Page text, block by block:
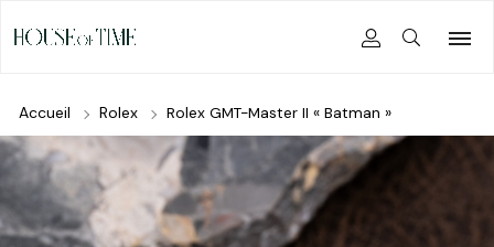
Accueil Rolex Rolex GMT-Master II « Batman »